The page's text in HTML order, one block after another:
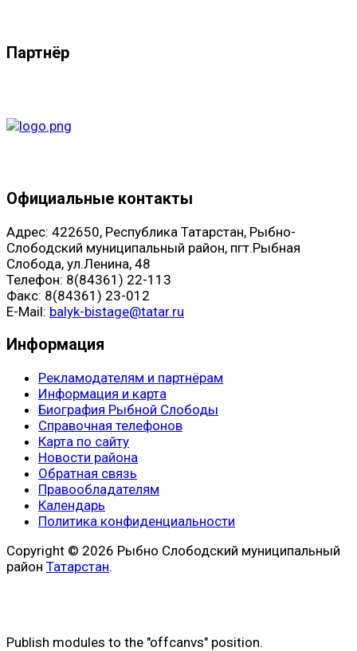
Партнёр
Официальные контакты
Адрес: 422650, Республика Татарстан, Рыбно-
Слободский муниципальный район, пгт.Рыбная
Слобода, ул.Ленина, 48
Телефон: 8(84361) 22-113
Факс: 8(84361) 23-012
E-Mail: balyk-bistage@tatar.ru
Информация
Рекламодателям и партнёрам
Информация и карта
Биография Рыбной Слободы
Справочная телефонов
Карта по сайту
Новости района
Обратная связь
Правообладателям
Календарь
Политика конфиденциальности
Copyright © 2026 Рыбно Слободский муниципальный
район Татарстан.
Publish modules to the "offcanvs" position.